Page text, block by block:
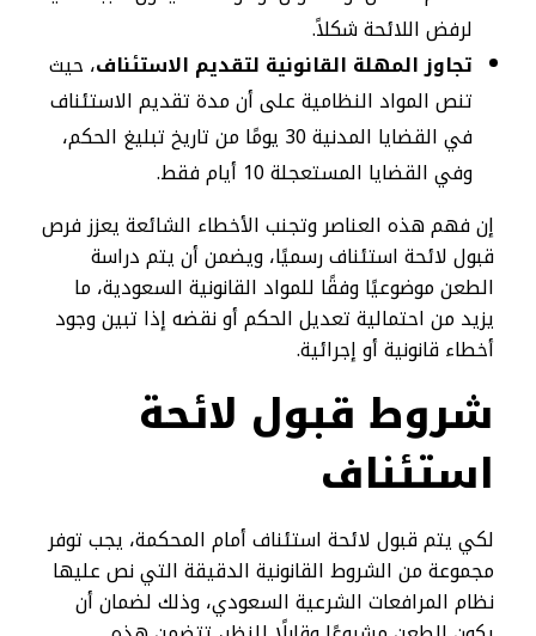
لرفض اللائحة شكلاً.
تجاوز المهلة القانونية لتقديم الاستئناف، حيث
تنص المواد النظامية على أن مدة تقديم الاستئناف
في القضايا المدنية 30 يومًا من تاريخ تبليغ الحكم،
وفي القضايا المستعجلة 10 أيام فقط.
إن فهم هذه العناصر وتجنب الأخطاء الشائعة يعزز فرص
قبول لائحة استئناف رسميًا، ويضمن أن يتم دراسة
الطعن موضوعيًا وفقًا للمواد القانونية السعودية، ما
يزيد من احتمالية تعديل الحكم أو نقضه إذا تبين وجود
أخطاء قانونية أو إجرائية.
شروط قبول لائحة
استئناف
لكي يتم قبول لائحة استئناف أمام المحكمة، يجب توفر
مجموعة من الشروط القانونية الدقيقة التي نص عليها
نظام المرافعات الشرعية السعودي، وذلك لضمان أن